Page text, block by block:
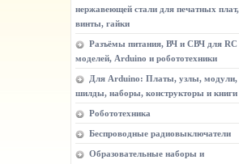
нержавеющей стали для печатных плат,
винты, гайки
Разъёмы питания, ВЧ и СВЧ для RC
моделей, Arduino и робототехники
Для Arduino: Платы, узлы, модули,
шилды, наборы, конструкторы и книги
Робототехника
Беспроводные радиовыключатели
Образовательные наборы и